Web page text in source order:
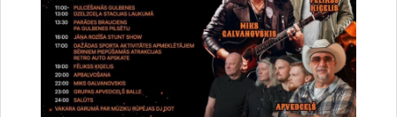
Drukāt lapu
Dalīties